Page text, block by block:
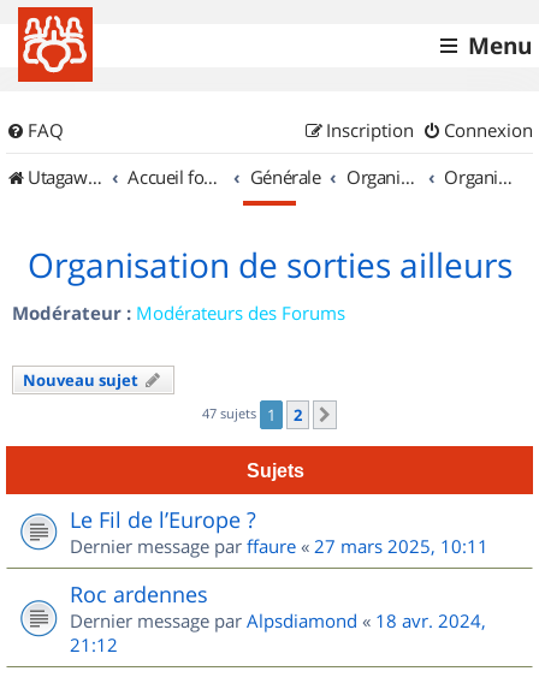
Menu
FAQ Connexion
Inscription
UtagawaVTT (Randos VTT et VTTAE avec traces GPS)
Accueil forum Générale Organisation de sorties & Recherche de partenaires Organisation de sorties ailleurs
Organisation de sorties ailleurs
Modérateur : Modérateurs des Forums
Nouveau sujet
47 sujets 1 2
Sujets
Le Fil de l’Europe ?
Dernier message par ffaure « 27 mars 2025, 10:11
Roc ardennes
Dernier message par Alpsdiamond « 18 avr. 2024,
21:12